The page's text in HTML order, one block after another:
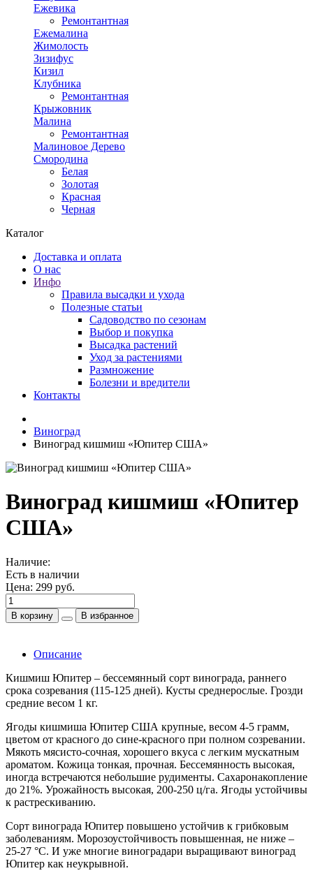
Ежевика
Ремонтантная
Ежемалина
Жимолость
Зизифус
Кизил
Клубника
Ремонтантная
Крыжовник
Малина
Ремонтантная
Малиновое Дерево
Смородина
Белая
Золотая
Красная
Черная
Каталог
Доставка и оплата
О нас
Инфо
Правила высадки и ухода
Полезные статьи
Садоводство по сезонам
Выбор и покупка
Высадка растений
Уход за растениями
Размножение
Болезни и вредители
Контакты
Виноград
Виноград кишмиш «Юпитер США»
Виноград кишмиш «Юпитер
США»
Наличие:
Есть в наличии
Цена: 299 руб.
В корзину В избранное
Описание
Кишмиш Юпитер – бессемянный сорт винограда, раннего
срока созревания (115-125 дней). Кусты среднерослые. Грозди
средние весом 1 кг.
Ягоды кишмиша Юпитер США крупные, весом 4-5 грамм,
цветом от красного до сине-красного при полном созревании.
Мякоть мясисто-сочная, хорошего вкуса с легким мускатным
ароматом. Кожица тонкая, прочная. Бессемянность высокая,
иногда встречаются небольшие рудименты. Сахаронакопление
до 21%. Урожайность высокая, 200-250 ц/га. Ягоды устойчивы
к растрескиванию.
Сорт винограда Юпитер повышено устойчив к грибковым
заболеваниям. Морозоустойчивость повышенная, не ниже –
25-27 °С. И уже многие виноградари выращивают виноград
Юпитер как неукрывной.